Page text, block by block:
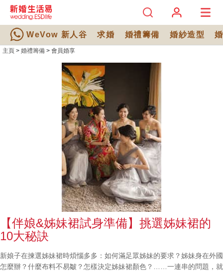
WeVow 新人谷 求婚 婚禮籌備 婚紗造型
主頁 > 婚禮籌備 > 會員婚享
【伴娘&姊妹裙試身準備】挑選姊妹裙的
10大秘訣
新娘子在揀選姊妹裙時煩惱多多：如何滿足眾姊妹的要求？姊妹身在外國
怎麼辦？什麼布料不易皺？怎樣決定姊妹裙顏色？……一連串的問題，就